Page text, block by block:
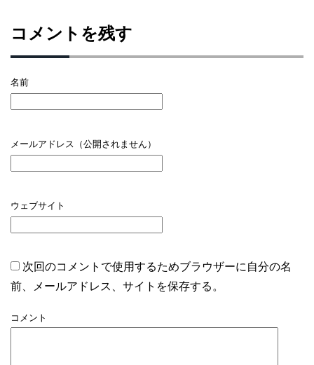
コメントを残す
名前
メールアドレス（公開されません）
ウェブサイト
次回のコメントで使用するためブラウザーに自分の名
前、メールアドレス、サイトを保存する。
コメント